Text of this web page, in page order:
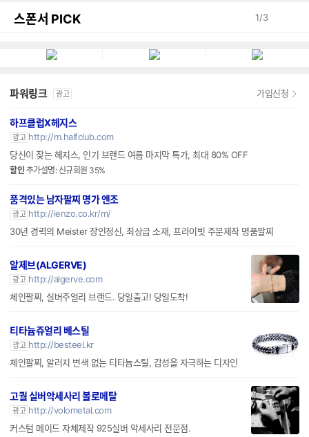
스폰서 PICK 1/3
파워링크 광고 가입신청
하프클럽X헤지스
광고 http://m.halfclub.com
당신이 찾는 헤지스, 인기 브랜드 여름 마지막 특가, 최대 80% OFF
할인 추가설명: 신규회원 35%
품격있는 남자팔찌 명가 엔조
광고 http://ienzo.co.kr/m/
30년 경력의 Meister 장인정신, 최상급 소재, 프라이빗 주문제작 명품팔찌
알제브(ALGERVE)
광고 http://algerve.com
체인팔찌, 실버주얼리 브랜드. 당일출고! 당일도착!
티타늄쥬얼리 베스틸
광고 http://besteel.kr
체인팔찌, 알러지 변색 없는 티타늄스틸, 감성을 자극하는 디자인
고퀄 실버악세사리 볼로메탈
광고 http://volometal.com
커스텀 메이드 자체제작 925실버 악세사리 전문점.